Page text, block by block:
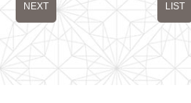
NEXT LIST